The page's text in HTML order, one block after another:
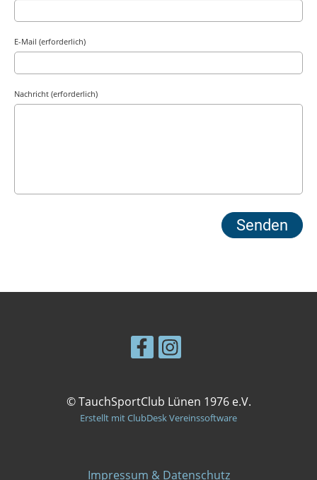
E-Mail (erforderlich)
Nachricht (erforderlich)
© TauchSportClub Lünen 1976 e.V.
Erstellt mit ClubDesk Vereinssoftware
Impressum & Datenschutz